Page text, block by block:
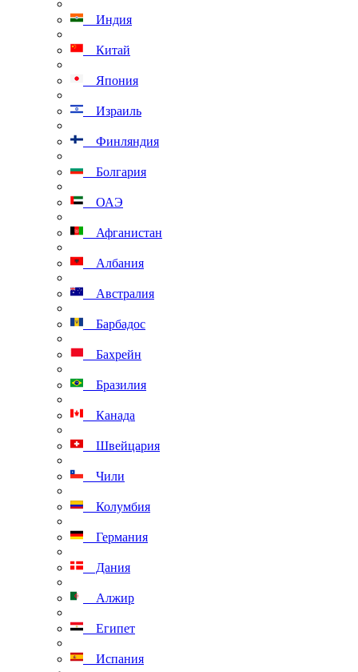
Индия
Китай
Япония
Израиль
Финляндия
Болгария
ОАЭ
Афганистан
Албания
Австралия
Барбадос
Бахрейн
Бразилия
Канада
Швейцария
Чили
Колумбия
Германия
Дания
Алжир
Египет
Испания